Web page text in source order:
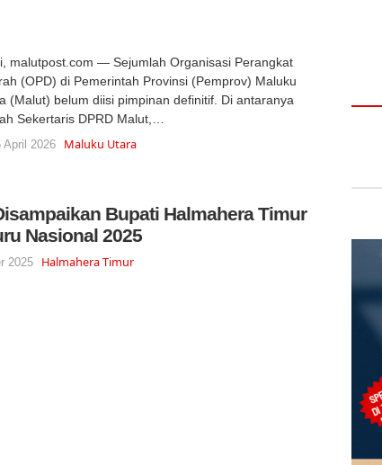
malutpost.com — Sejumlah Organisasi Perangkat
(OPD) di Pemerintah Provinsi (Pemprov) Maluku
(Malut) belum diisi pimpinan definitif. Di antaranya
Sekertaris DPRD Malut,…
2026 Maluku Utara
Bupati Halmahera Timur
Nasional 2025
2025 Halmahera Timur